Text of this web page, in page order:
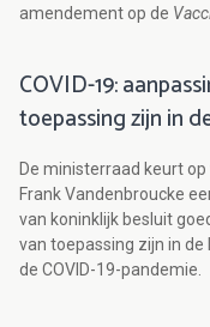
amendement op de
COVID-19:
toepassing zijn in
De ministerraad keurt
Frank Vandenbroucke
van koninklijk besluit
van toepassing zijn in
de COVID-19-pandemie.